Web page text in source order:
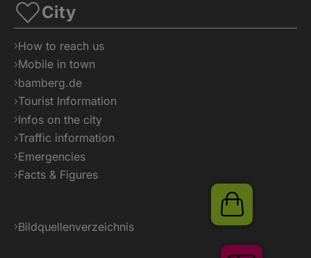
City
How to reach us
Mobile in town
bamberg.de
Tourist Information
Infos on the city
Traffic information
Emergencies
Facts & Figures
Bildquellenverzeichnis